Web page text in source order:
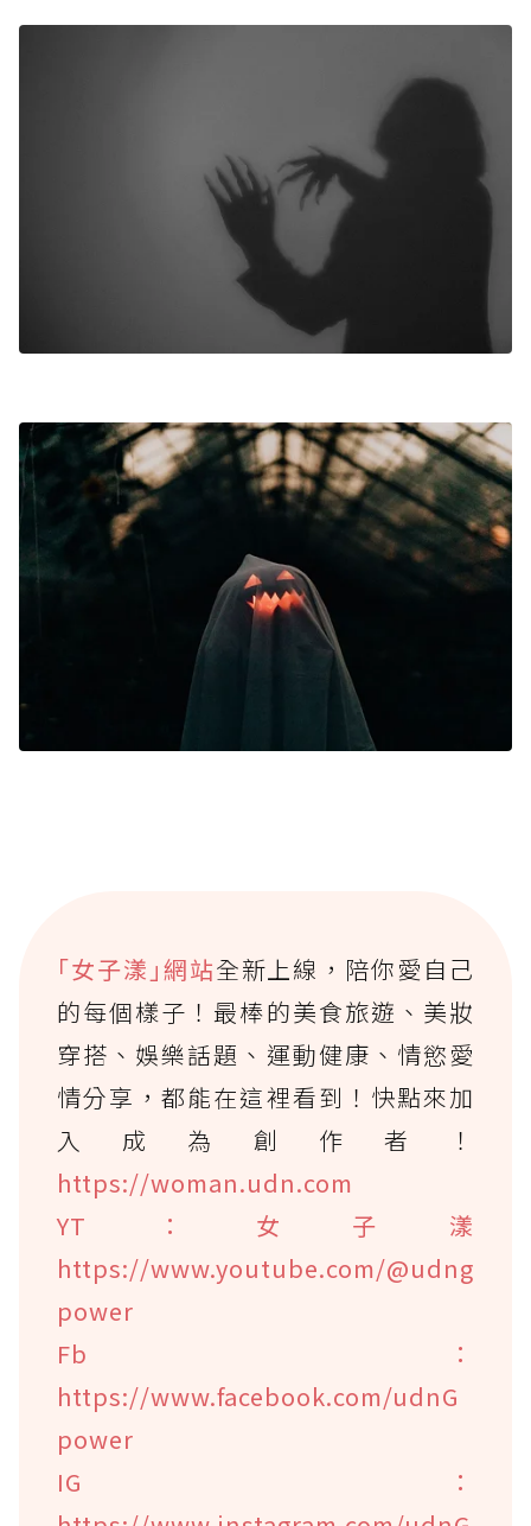
｢女子漾｣網站全新上線，陪你愛自己
的每個樣子！最棒的美食旅遊、美妝
穿搭、娛樂話題、運動健康、情慾愛
情分享，都能在這裡看到！快點來加
入成為創作者！
https://woman.udn.com
YT：女子漾
https://www.youtube.com/@udng
power
Fb：
https://www.facebook.com/udnG
power
IG：